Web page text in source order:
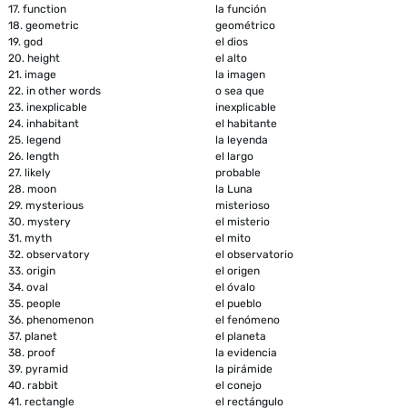
17. function
la función
18. geometric
geométrico
19. god
el dios
20. height
el alto
21. image
la imagen
22. in other words
o sea que
23. inexplicable
inexplicable
24. inhabitant
el habitante
25. legend
la leyenda
26. length
el largo
27. likely
probable
28. moon
la Luna
29. mysterious
misterioso
30. mystery
el misterio
31. myth
el mito
32. observatory
el observatorio
33. origin
el origen
34. oval
el óvalo
35. people
el pueblo
36. phenomenon
el fenómeno
37. planet
el planeta
38. proof
la evidencia
39. pyramid
la pirámide
40. rabbit
el conejo
41. rectangle
el rectángulo